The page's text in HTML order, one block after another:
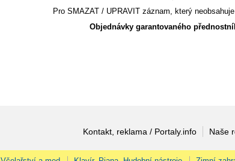
Pro SMAZAT / UPRAVIT záznam, který
Objednávky garantovaného
Kontakt, reklama / Portaly.info Naše